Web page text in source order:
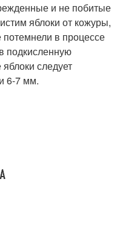
и не побитые
яблоки от кожуры,
в процессе
подкисленную
следует
6-7 мм.